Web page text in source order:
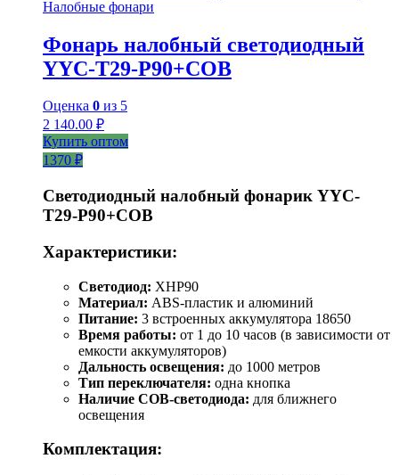
Налобные фонари
Фонарь налобный светодиодный
YYC-T29-P90+COB
Оценка 0 из 5
2 140.00 ₽
Купить оптом
1370 ₽
Светодиодный налобный фонарик YYC-
T29-P90+COB
Характеристики:
Светодиод: XHP90
Материал: ABS-пластик и алюминий
Питание: 3 встроенных аккумулятора 18650
Время работы: от 1 до 10 часов (в зависимости от
емкости аккумуляторов)
Дальность освещения: до 1000 метров
Тип переключателя: одна кнопка
Наличие COB-светодиода: для ближнего
освещения
Комплектация: